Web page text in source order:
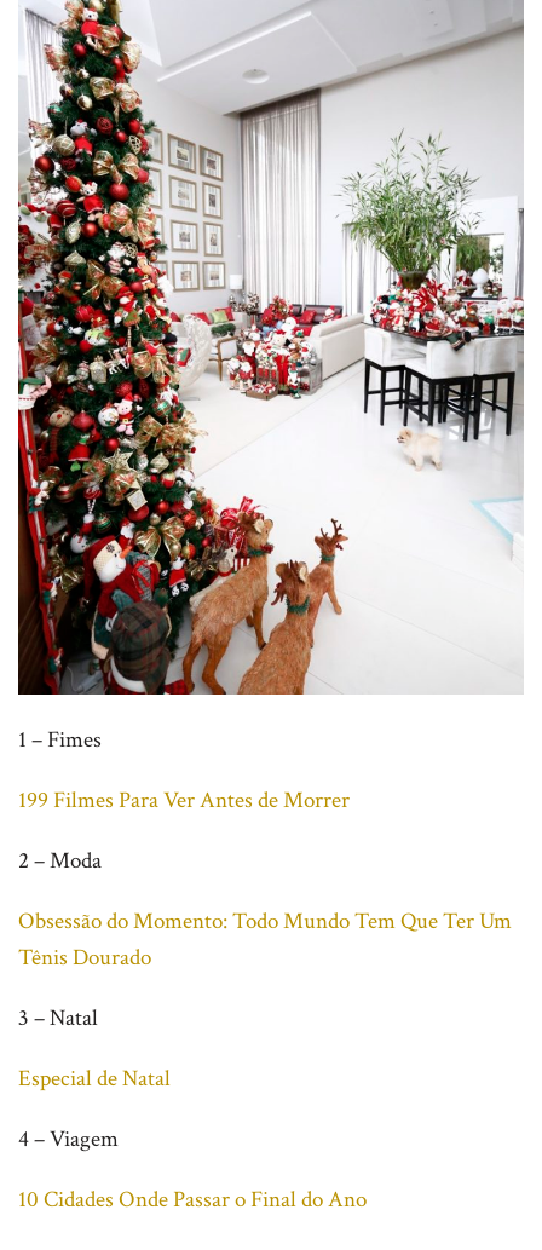
1 – Fimes
199 Filmes Para Ver Antes de Morrer
2 – Moda
Obsessão do Momento: Todo Mundo Tem Que Ter Um
Tênis Dourado
3 – Natal
Especial de Natal
4 – Viagem
10 Cidades Onde Passar o Final do Ano